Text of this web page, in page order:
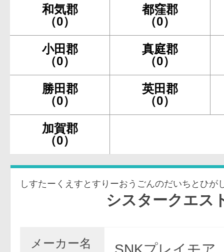
和気郡
（0）
都窪郡
（0）
小田郡
（0）
真庭郡
（0）
勝田郡
（0）
英田郡
（0）
加賀郡
（0）
しすたーくえすとすりーおうごんのだいちとひが
シスタークエスト3～
メーカー名